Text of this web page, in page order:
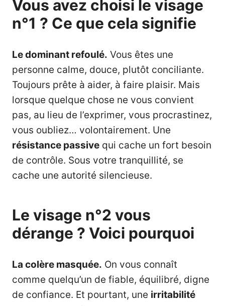
Vous avez choisi le visage
n°1 ? Ce que cela signifie
Le dominant refoulé. Vous êtes une
personne calme, douce, plutôt conciliante.
Toujours prête à aider, à faire plaisir. Mais
lorsque quelque chose ne vous convient
pas, au lieu de l’exprimer, vous procrastinez,
vous oubliez… volontairement. Une
résistance passive qui cache un fort besoin
de contrôle. Sous votre tranquillité, se
cache une autorité silencieuse.
Le visage n°2 vous
dérange ? Voici pourquoi
La colère masquée. On vous connaît
comme quelqu’un de fiable, équilibré, digne
de confiance. Et pourtant, une irritabilité